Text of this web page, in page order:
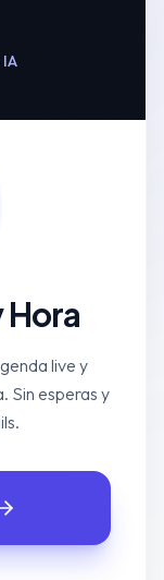
Hora
live y
Sin esperas y